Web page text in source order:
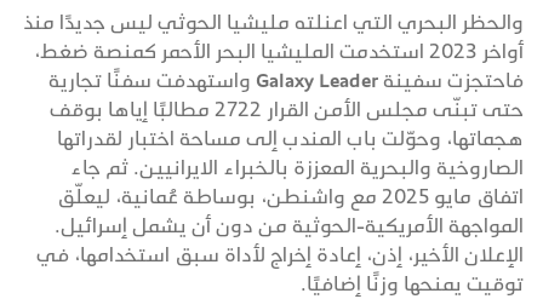
والحظر البحري التي اعنلته مليشيا الحوثي ليس جديدًا منذ
أواخر 2023 استخدمت المليشيا البحر الأحمر كمنصة ضغط،
فاحتجزت سفينة Galaxy Leader واستهدفت سفنًا تجارية
حتى تبنّى مجلس الأمن القرار 2722 مطالبًا إياها بوقف
هجماتها، وحوّلت باب المندب إلى مساحة اختبار لقدراتها
الصاروخية والبحرية المعززة بالخبراء الايرانيين. ثم جاء
اتفاق مايو 2025 مع واشنطن، بوساطة عُمانية، ليعلّق
المواجهة الأمريكية-الحوثية من دون أن يشمل إسرائيل.
الإعلان الأخير، إذن، إعادة إخراج لأداة سبق استخدامها، في
توقيت يمنحها وزنًا إضافيًا.